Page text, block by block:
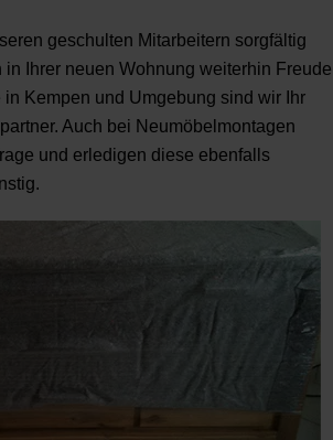
geschulten Mitarbeitern sorgfältig
in Ihrer neuen Wohnung weiterhin Freude
Kempen und Umgebung sind wir Ihr
Auch bei Neumöbelmontagen
und erledigen diese ebenfalls